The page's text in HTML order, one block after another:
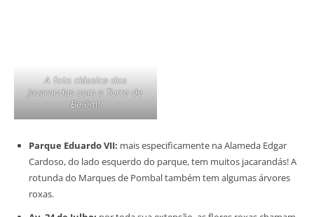
A foto clássica dos
jacarandas com a Torre de
Belém!
Parque Eduardo VII: mais especificamente na Alameda Edgar
Cardoso, do lado esquerdo do parque, tem muitos jacarandás! A
rotunda do Marques de Pombal também tem algumas árvores
roxas.